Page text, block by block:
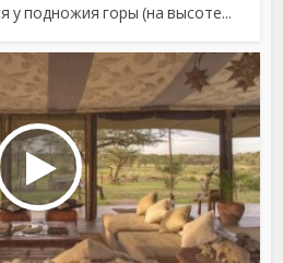
у подножия горы (на высоте...